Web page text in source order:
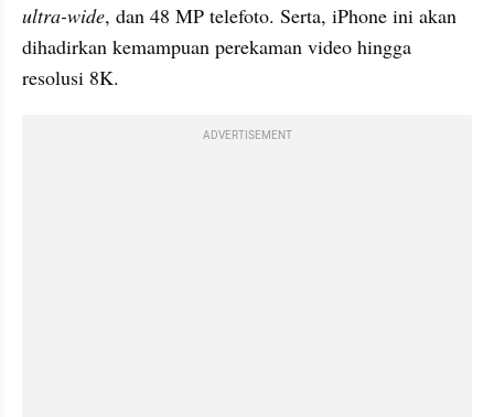
ultra-wide, dan 48 MP telefoto. Serta, iPhone ini akan
dihadirkan kemampuan perekaman video hingga
resolusi 8K.
ADVERTISEMENT